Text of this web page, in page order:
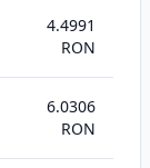
4.4991
RON
6.0306
RON